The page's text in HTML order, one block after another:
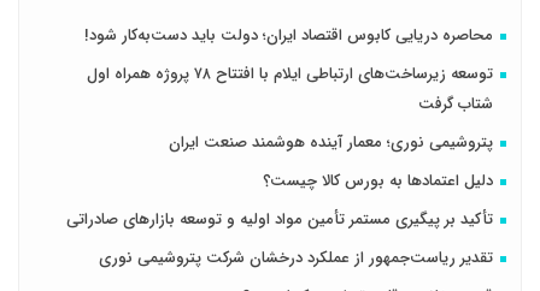
محاصره دریایی کابوس اقتصاد ایران؛ دولت باید دست‌به‌کار شود!
توسعه زیرساخت‌های ارتباطی ایلام با افتتاح ۷۸ پروژه همراه اول
شتاب گرفت
پتروشیمی نوری؛ معمار آینده هوشمند صنعت ایران
دلیل اعتمادها به بورس کالا چیست؟
تأکید بر پیگیری مستمر تأمین مواد اولیه و توسعه بازارهای صادراتی
تقدیر ریاست‌جمهور از عملکرد درخشان شرکت پتروشیمی نوری